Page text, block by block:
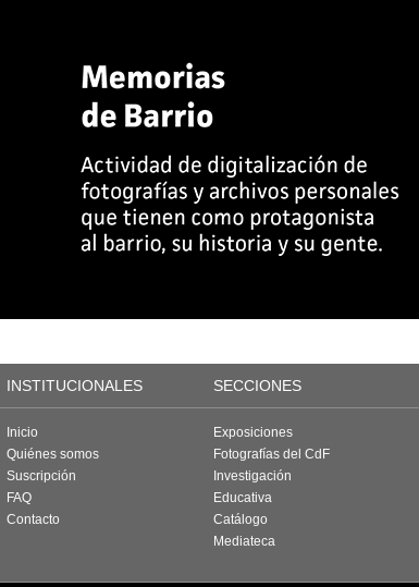
INSTITUCIONALES SECCIONES
Inicio
Quiénes somos
Suscripción
FAQ
Contacto
Exposiciones
Fotografías del CdF
Investigación
Educativa
Catálogo
Mediateca